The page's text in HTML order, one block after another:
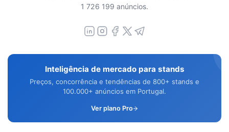
1 726 199 anúncios.
Inteligência de mercado para stands
Preços, concorrência e tendências de 800+ stands e
100.000+ anúncios em Portugal.
Ver plano Pro